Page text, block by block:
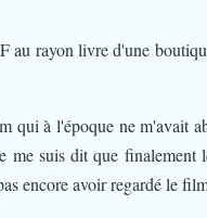
au rayon livre d'une
qui à l'époque ne m'avait
me suis dit que finalement
encore avoir regardé le